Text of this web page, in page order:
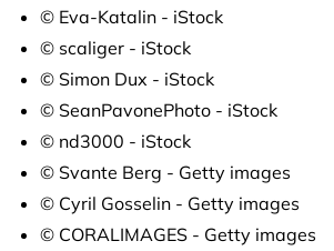
© Eva-Katalin - iStock
© scaliger - iStock
© Simon Dux - iStock
© SeanPavonePhoto - iStock
© nd3000 - iStock
© Svante Berg - Getty images
© Cyril Gosselin - Getty images
© CORALIMAGES - Getty images